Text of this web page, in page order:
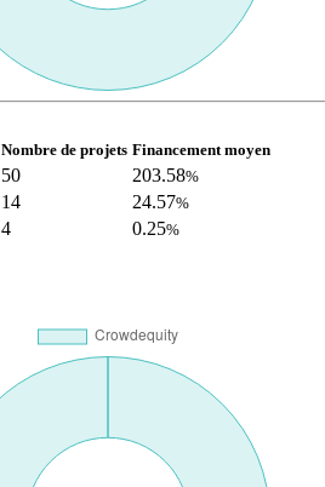
Nombre de projets Financement moyen
50 203.58%
14 24.57%
4 0.25%